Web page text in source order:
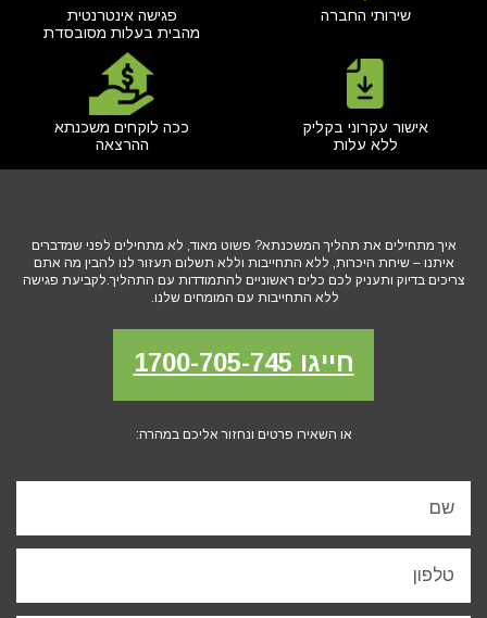
שירותי החברה
פגישה אינטרנטית
מהבית בעלות מסובסדת
אישור עקרוני בקליק
ללא עלות
ככה לוקחים משכנתא
ההרצאה
איך מתחילים את תהליך המשכנתא? פשוט מאוד, לא מתחילים לפני שמדברים
איתנו – שיחת היכרות, ללא התחייבות וללא תשלום תעזור לנו להבין מה אתם
צריכים בדיוק ותעניק לכם כלים ראשוניים להתמודדות עם התהליך.לקביעת פגישה
ללא התחייבות עם המומחים שלנו.
חייגו 1700-705-745
או השאירו פרטים ונחזור אליכם במהרה: